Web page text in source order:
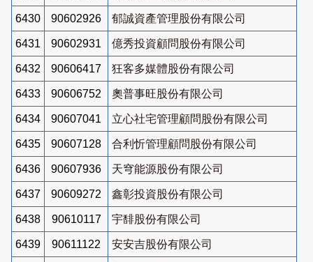
6430 90602926 郁誠資產管理股份有限公司
6431 90602931 億秀投資顧問股份有限公司
6432 90606417 狂客多媒體股份有限公司
6433 90606752 奧普事旺股份有限公司
6434 90607041 立心社宅管理顧問股份有限公司
6435 90607128 合利忻管理顧問股份有限公司
6436 90607936 天穹能源股份有限公司
6437 90609272 鑫彰投資股份有限公司
6438 90610117 宇馡股份有限公司
6439 90611122 安安吉股份有限公司